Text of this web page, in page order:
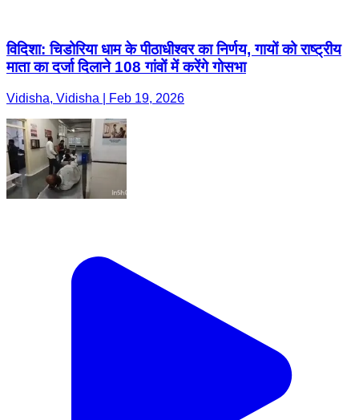
विदिशा: चिडोरिया धाम के पीठाधीश्वर का निर्णय, गायों को राष्ट्रीय
माता का दर्जा दिलाने 108 गांवों में करेंगे गोसभा
Vidisha, Vidisha | Feb 19, 2026